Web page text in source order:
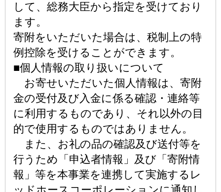
して、総務大臣から指定を受けており
ます。
寄附をいただいた場合は、税制上の特
例控除を受けることができます。
■個人情報の取り扱いについて
お寄せいただいた個人情報は、寄附
金の受付及び入金に係る確認・連絡等
に利用するものであり、それ以外の目
的で使用するものではありません。
また、お礼の品の確認及び送付等を
行うため「申込者情報」及び「寄附情
報」等を本事業を連携して実施するレ